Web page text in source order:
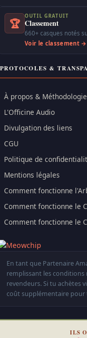
🏆
OUTIL GRATUIT
Classement
660+ casques notés
Voir le classement →
PROTOCOLES &
À propos & Méthodologie
L'Officine Audio
Divulgation des liens
CGU
Politique de
Mentions légales
Comment fonctionne
Comment fonctionne le
Comment fonctionne le
En tant que Partenaire
remplissant les conditions
revendeurs. Si tu achètes
coût supplémentaire pour
ILS